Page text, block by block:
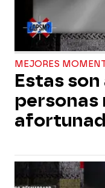
MEJORES
Estas
personas